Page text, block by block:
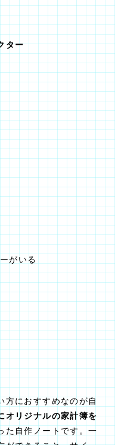
ター
がいる
方におすすめなのが自
オリジナルの家計簿を
た自作ノートです。一